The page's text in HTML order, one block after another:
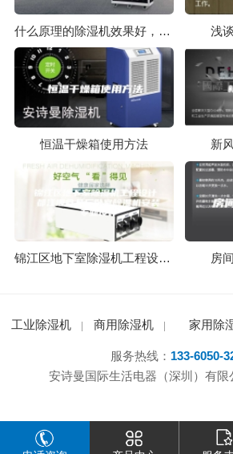
什么原理的除湿机效果好，除湿机是压缩机的好还是电子的好 浅
恒温干燥箱使用方法 新
锦江区地下室除湿机工程设计 都江堰食品厂卧室除湿机安装 专业设计 房
工业除湿机 商用除湿机 家用除
服务热线： 133-6050-
安诗曼国际生活电器（深圳）有